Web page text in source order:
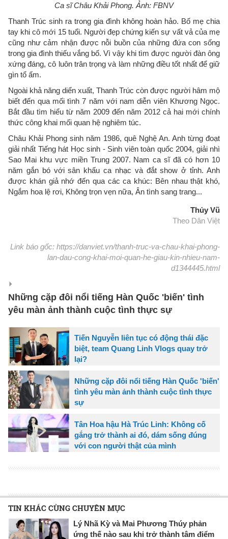
Ca sĩ Châu Khải Phong. Ảnh: FBNV
Thanh Trúc sinh ra trong gia đình không hoàn hảo. Bố mẹ chia
tay khi cô mới 15 tuổi. Người đẹp chứng kiến sự vất vả của mẹ
cũng như cảm nhận được nỗi buồn của những đứa con sống
trong gia đình thiếu vắng bố. Vì vậy khi tìm được người đàn ông
xứng đáng, cô luôn trân trọng và làm những điều tốt nhất để giữ
gìn tổ ấm.
Ngoài khả năng diển xuất, Thanh Trúc còn được người hâm mộ
biết đến qua mối tình 7 năm với nam diễn viên Khương Ngọc.
Bắt đầu tìm hiểu từ năm 2009 đến năm 2012 cả hai mới chính
thức công khai mối quan hệ nghiêm túc.
Châu Khải Phong sinh năm 1986, quê Nghệ An. Anh từng đoạt
giải nhất Tiếng hát Học sinh - Sinh viên toàn quốc 2004, giải nhì
Sao Mai khu vực miền Trung 2007. Nam ca sĩ đã có hơn 10
năm gắn bó với sân khấu ca nhạc và đắt show ở tỉnh. Anh
được khán giả nhớ đến qua các ca khúc: Bên nhau thật khó,
Ngắm hoa lệ rơi, Không trọn vẹn nữa, Ân tình sang trang...
Thủy Vũ
Theo Dân Việt
Link báo gốc: https://danviet.vn/thanh-truc-va-chau-khai-phong-
lan-dau-cong-khai-moi-quan-he-giau-kin-nhieu-nam-
d1344445.html
Những cặp đôi nổi tiếng Hàn Quốc 'biến' tình
yêu màn ảnh thành cuộc tình thực sự
Tiến Nguyễn liên tục có động thái đặc
biệt, team Quang Linh Vlogs quay trở
lại?
Những cặp đôi nổi tiếng Hàn Quốc 'biến'
tình yêu màn ảnh thành cuộc tình thực
sự
Tân Hoa hậu Hà Trúc Linh: Không cố
gắng trở thành ai đó, dám sống đúng
với con người thật của mình
TIN KHÁC CÙNG CHUYÊN MỤC
Lý Nhã Kỳ và Mai Phương Thúy phản
ứng thế nào sau khi trở thành tâm điểm